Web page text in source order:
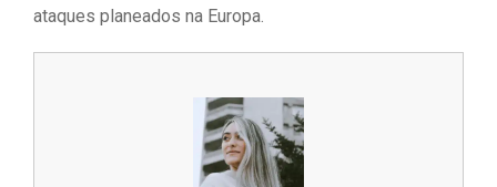
ataques planeados na Europa.